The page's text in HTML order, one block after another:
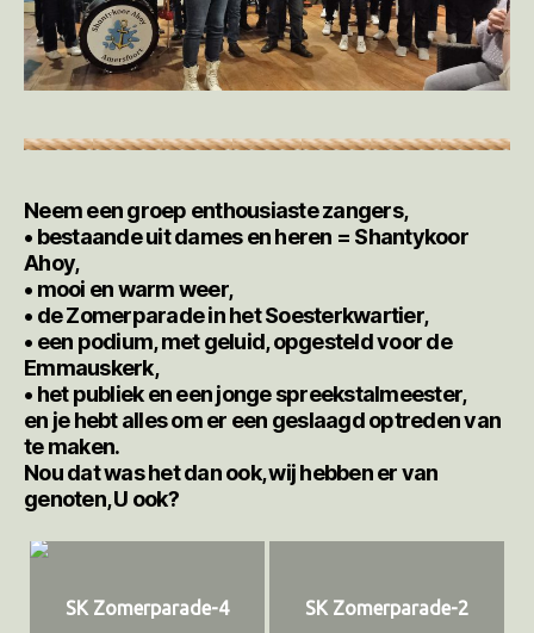
Neem een groep enthousiaste zangers,
• bestaande uit dames en heren = Shantykoor
Ahoy,
• mooi en warm weer,
• de Zomerparade in het Soesterkwartier,
• een podium, met geluid, opgesteld voor de
Emmauskerk,
• het publiek en een jonge spreekstalmeester,
en je hebt alles om er een geslaagd optreden van
te maken.
Nou dat was het dan ook, wij hebben er van
genoten, U ook?
SK Zomerparade-4 SK Zomerparade-2